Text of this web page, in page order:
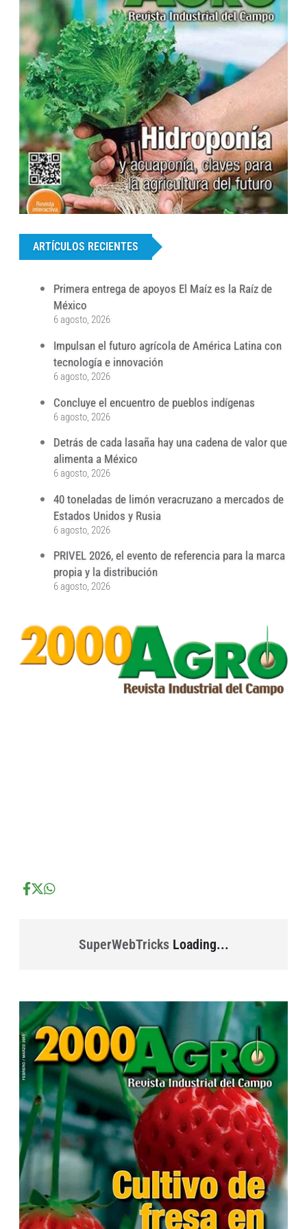
ARTÍCULOS RECIENTES
Primera entrega de apoyos El Maíz es la Raíz de
México
6 agosto, 2026
Impulsan el futuro agrícola de América Latina con
tecnología e innovación
6 agosto, 2026
Concluye el encuentro de pueblos indígenas
6 agosto, 2026
Detrás de cada lasaña hay una cadena de valor que
alimenta a México
6 agosto, 2026
40 toneladas de limón veracruzano a mercados de
Estados Unidos y Rusia
6 agosto, 2026
PRIVEL 2026, el evento de referencia para la marca
propia y la distribución
6 agosto, 2026
SuperWebTricksLoading...